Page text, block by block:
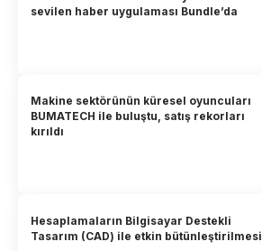
sevilen haber uygulaması Bundle’da
Makine sektörünün küresel oyuncuları
BUMATECH ile buluştu, satış rekorları
kırıldı
Hesaplamaların Bilgisayar Destekli
Tasarım (CAD) ile etkin bütünleştirilmesi